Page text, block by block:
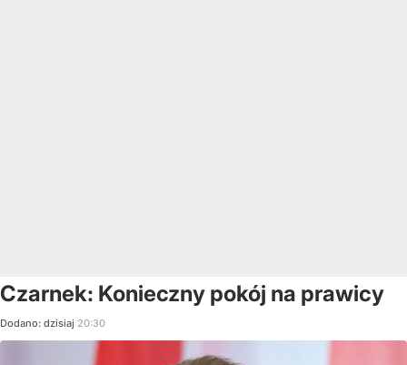
Czarnek: Konieczny pokój na prawicy
Dodano: dzisiaj 20:30